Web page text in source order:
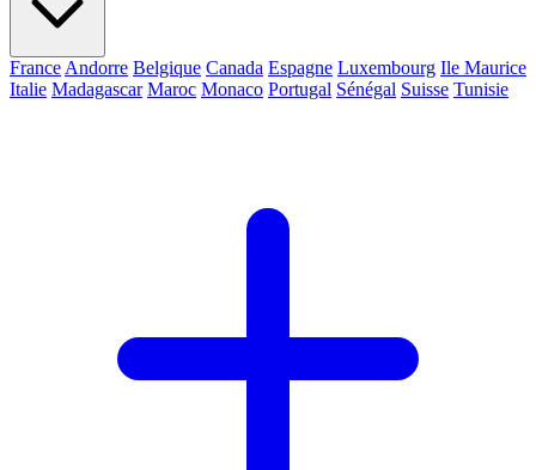
France Andorre Belgique Canada Espagne Luxembourg Ile Maurice
Italie Madagascar Maroc Monaco Portugal Sénégal Suisse Tunisie